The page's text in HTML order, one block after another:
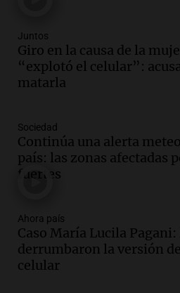
Audio.
en suspenso a
de recaudación en San
Panorama Federal
ayuda por problemas
ostentación de
Amamos Argentina
Episodios
avanza con
accidente en Villa
Panorama Federal
Episodios
Juntos
Giro en la causa de la
“explotó el celular”:
matarla
Sociedad
Continúa una alerta
país: las zonas afectadas
fuertes
Ahora país
Caso María Lucila Pagani:
derrumbaron la versión
celular